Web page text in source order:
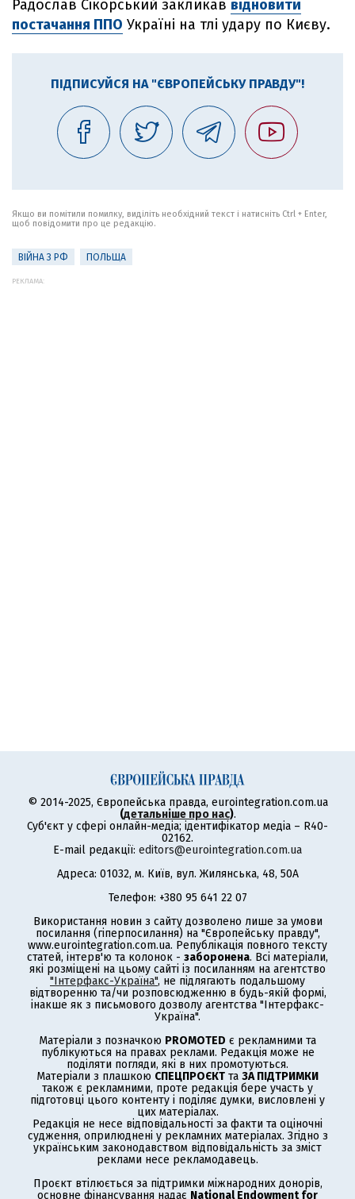
Радослав Сікорський закликав відновити
постачання ППО Україні на тлі удару по Києву.
ПІДПИСУЙСЯ НА "ЄВРОПЕЙСЬКУ ПРАВДУ"!
Якщо ви помітили помилку, виділіть необхідний текст і натисніть Ctrl + Enter,
щоб повідомити про це редакцію.
ВІЙНА З РФ ПОЛЬЩА
РЕКЛАМА:
© 2014-2025, Європейська правда, eurointegration.com.ua
(детальніше про нас).
Суб'єкт у сфері онлайн-медіа; ідентифікатор медіа – R40-
02162.
E-mail редакції: editors@eurointegration.com.ua
Адреса: 01032, м. Київ, вул. Жилянська, 48, 50А
Телефон: +380 95 641 22 07
Використання новин з сайту дозволено лише за умови
посилання (гіперпосилання) на "Європейську правду",
www.eurointegration.com.ua. Републікація повного тексту
статей, інтерв'ю та колонок - заборонена. Всі матеріали,
які розміщені на цьому сайті із посиланням на агентство
"Інтерфакс-Україна", не підлягають подальшому
відтворенню та/чи розповсюдженню в будь-якій формі,
інакше як з письмового дозволу агентства "Інтерфакс-
Україна".
Матеріали з позначкою PROMOTED є рекламними та
публікуються на правах реклами. Редакція може не
поділяти погляди, які в них промотуються.
Матеріали з плашкою СПЕЦПРОЄКТ та ЗА ПІДТРИМКИ
також є рекламними, проте редакція бере участь у
підготовці цього контенту і поділяє думки, висловлені у
цих матеріалах.
Редакція не несе відповідальності за факти та оціночні
судження, оприлюднені у рекламних матеріалах. Згідно з
українським законодавством відповідальність за зміст
реклами несе рекламодавець.
Проєкт втілюється за підтримки міжнародних донорів,
основне фінансування надає National Endowment for